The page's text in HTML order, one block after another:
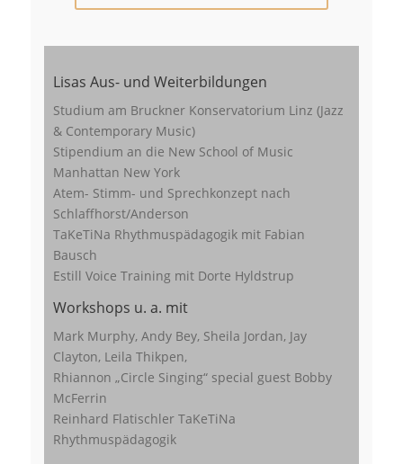
Lisas Aus- und Weiterbildungen
Studium am Bruckner Konservatorium Linz (Jazz
& Contemporary Music)
Stipendium an die New School of Music
Manhattan New York
Atem- Stimm- und Sprechkonzept nach
Schlaffhorst/Anderson
TaKeTiNa Rhythmuspädagogik mit Fabian
Bausch
Estill Voice Training mit Dorte Hyldstrup
Workshops u. a. mit
Mark Murphy, Andy Bey, Sheila Jordan, Jay
Clayton, Leila Thikpen,
Rhiannon „Circle Singing“ special guest Bobby
McFerrin
Reinhard Flatischler TaKeTiNa
Rhythmuspädagogik